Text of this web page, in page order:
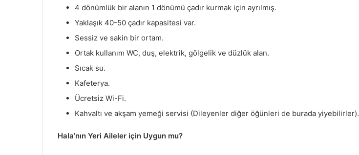
4 dönümlük bir alanın 1 dönümü çadır kurmak için ayrılmış.
Yaklaşık 40-50 çadır kapasitesi var.
Sessiz ve sakin bir ortam.
Ortak kullanım WC, duş, elektrik, gölgelik ve düzlük alan.
Sıcak su.
Kafeterya.
Ücretsiz Wi-Fi.
Kahvaltı ve akşam yemeği servisi (Dileyenler diğer öğünleri de burada yiyebilirler).
Hala’nın Yeri Aileler için Uygun mu?